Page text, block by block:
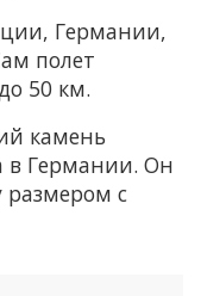
Германии,
полет
50 км.
камень
в Германии. Он
размером с